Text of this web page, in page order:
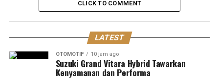
CLICK TO COMMENT
LATEST
OTOMOTIF 10 jam ago
Suzuki Grand Vitara Hybrid Tawarkan
Kenyamanan dan Performa